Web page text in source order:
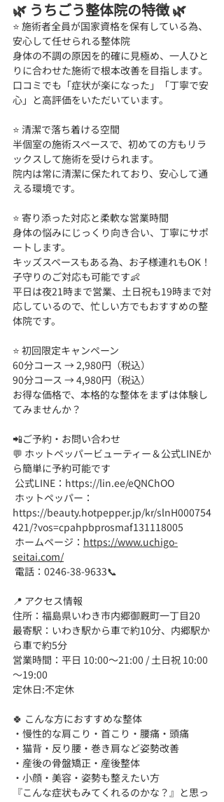
🌿 うちごう整体院の特徴 🌿
⭐ 施術者全員が国家資格を保有している為、
安心して任せられる整体院
身体の不調の原因を的確に見極め、一人ひと
りに合わせた施術で根本改善を目指します。
口コミでも「症状が楽になった」「丁寧で安
心」と高評価をいただいています。
⭐ 清潔で落ち着ける空間
半個室の施術スペースで、初めての方もリラ
ックスして施術を受けられます。
院内は常に清潔に保たれており、安心して通
える環境です。
⭐ 寄り添った対応と柔軟な営業時間
身体の悩みにじっくり向き合い、丁寧にサポ
ートします。
キッズスペースもある為、お子様連れもOK！
子守りのご対応も可能です👶
平日は夜21時まで営業、土日祝も19時まで対
応しているので、忙しい方でもおすすめの整
体院です。
⭐ 初回限定キャンペーン
60分コース → 2,980円（税込）
90分コース → 4,980円（税込）
お得な価格で、本格的な整体をまずは体験し
てみませんか？
📲ご予約・お問い合わせ
💬 ホットペッパービューティー＆公式LINEか
ら簡単に予約可能です
公式LINE： https://lin.ee/eQNChOO
ホットペッパー：
https://beauty.hotpepper.jp/kr/slnH000754
421/?vos=cpahpbprosmaf131118005
ホームページ： https://www.uchigo-
seitai.com/
電話：0246-38-9633📞
📍 アクセス情報
住所：福島県いわき市内郷御厩町一丁目20
最寄駅：いわき駅から車で約10分、内郷駅か
ら車で約5分
営業時間：平日 10:00～21:00 / 土日祝 10:00
～19:00
定休日:不定休
🍀 こんな方におすすめな整体
・慢性的な肩こり・首こり・腰痛・頭痛
・猫背・反り腰・巻き肩など姿勢改善
・産後の骨盤矯正・産後整体
・小顔・美容・姿勢も整えたい方
『こんな症状もみてくれるのかな？』と思っ